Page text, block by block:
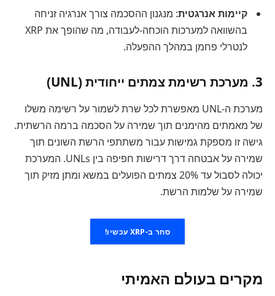
קיימות אנרגטית: מנגנון ההסכמה צורך אנרגיה זניחה
בהשוואה למערכות הוכחה-לעבודה, מה שהופך את XRP
לנטרלי פחמן במהלך ההפעלה.
3. מערכת רשימת צמתים ייחודית (UNL)
מערכת ה-UNL מאפשרת לכל שרת לשמור על רשימה משלו
של מאמתים מהימנים תוך שמירה על הסכמה ברמה הרשתית.
גישה זו מספקת גמישות עבור משתתפי הרשת השונים תוך
שמירה על אבטחה דרך דרישות חפיפה בין UNLs. המערכת
יכולה לסבול עד 20% צמתים הפועלים במשא ומתן מזיק תוך
שמירה על שלמות הרשת.
סחר ב-XRP עכשיו!
מקרים בעולם האמיתי